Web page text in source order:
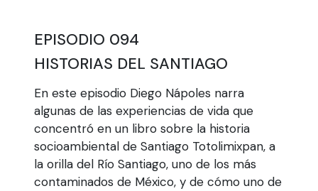
EPISODIO 094
HISTORIAS DEL SANTIAGO
En este episodio Diego Nápoles narra
algunas de las experiencias de vida que
concentró en un libro sobre la historia
socioambiental de Santiago Totolimixpan, a
la orilla del Río Santiago, uno de los más
contaminados de México, y de cómo uno de